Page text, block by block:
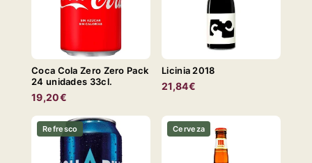
Coca Cola Zero Zero Pack
24 unidades 33cl.
19,20€
Licinia 2018
21,84€
Refresco Cerveza